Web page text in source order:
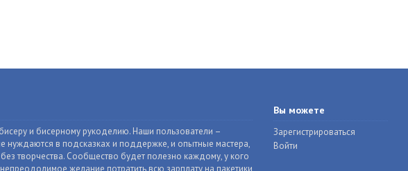
и бисерному рукоделию. Наши пользователи –
нуждаются в подсказках и поддержке, и опытные мастера,
творчества. Сообщество будет полезно каждому, у кого
желание потратить всю зарплату на пакетики
Вы можете
Зарегистрироваться
Войти